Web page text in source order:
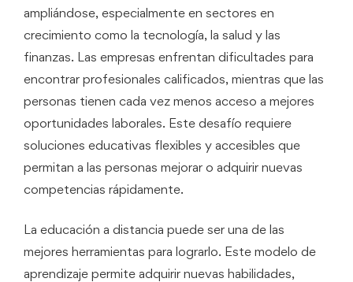
ampliándose, especialmente en sectores en
crecimiento como la tecnología, la salud y las
finanzas. Las empresas enfrentan dificultades para
encontrar profesionales calificados, mientras que las
personas tienen cada vez menos acceso a mejores
oportunidades laborales. Este desafío requiere
soluciones educativas flexibles y accesibles que
permitan a las personas mejorar o adquirir nuevas
competencias rápidamente.
La educación a distancia puede ser una de las
mejores herramientas para lograrlo. Este modelo de
aprendizaje permite adquirir nuevas habilidades,